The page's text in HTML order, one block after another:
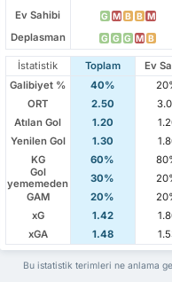
Ev Sahibi
G M B B M
Deplasman
G G G M B
İstatistik Toplam Ev
Galibiyet %
40%
ORT
2.50
Atılan Gol
1.20
Yenilen Gol
1.30
KG
60%
Gol
yememeden
30%
GAM
20%
xG
1.42
xGA
1.48
Bu istatistik terimleri ne anlama